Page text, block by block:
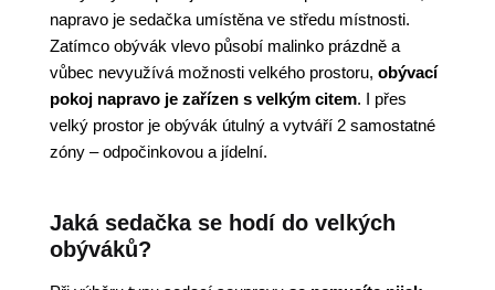
napravo je sedačka umístěna ve středu místnosti.
Zatímco obývák vlevo působí malinko prázdně a
vůbec nevyužívá možnosti velkého prostoru, obývací
pokoj napravo je zařízen s velkým citem. I přes
velký prostor je obývák útulný a vytváří 2 samostatné
zóny – odpočinkovou a jídelní.
Jaká sedačka se hodí do velkých
obýváků?